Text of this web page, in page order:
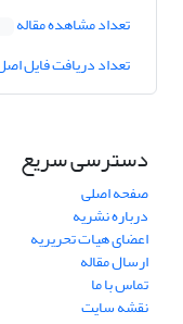
تعداد مشاهده مقاله
تعداد دریافت فایل
دسترسی سریع
صفحه اصلی
درباره نشریه
اعضای هیات تحریریه
ارسال مقاله
تماس با ما
نقشه سایت